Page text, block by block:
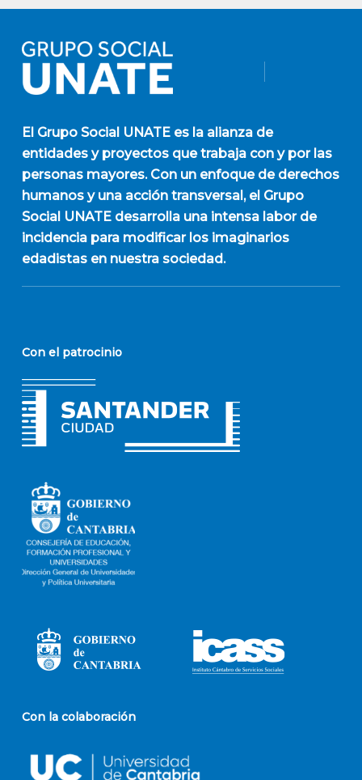
El Grupo Social UNATEes la alianza de
entidades y proyectos que trabaja con y por las
personas mayores. Con un enfoque de derechos
humanos y una acción transversal, el Grupo
Social UNATE desarrolla una intensa labor de
incidencia para modificar los imaginarios
edadistas en nuestra sociedad.
Con el patrocinio
Con la colaboración